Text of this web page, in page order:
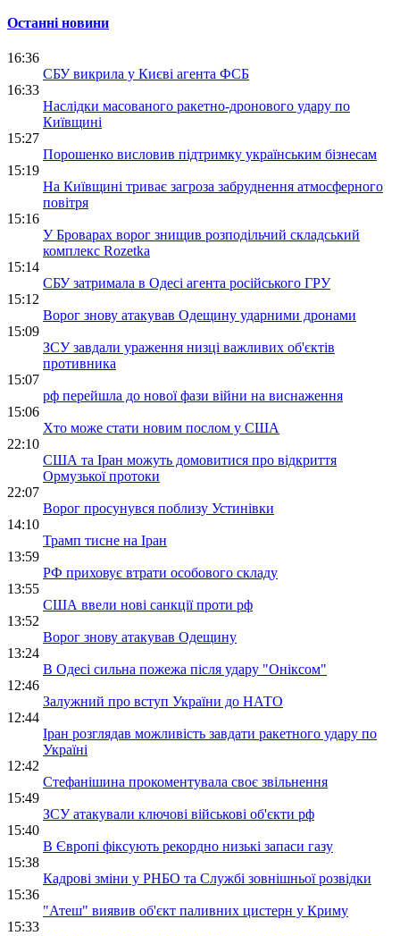
Останні новини
16:36
СБУ викрила у Києві агента ФСБ
16:33
Наслідки масованого ракетно-дронового удару по
Київщині
15:27
Порошенко висловив підтримку українським бізнесам
15:19
На Київщині триває загроза забруднення атмосферного
повітря
15:16
У Броварах ворог знищив розподільчий складський
комплекс Rozetka
15:14
СБУ затримала в Одесі агента російського ГРУ
15:12
Ворог знову атакував Одещину ударними дронами
15:09
ЗСУ завдали ураження низці важливих об'єктів
противника
15:07
рф перейшла до нової фази війни на виснаження
15:06
Хто може стати новим послом у США
22:10
США та Іран можуть домовитися про відкриття
Ормузької протоки
22:07
Ворог просунувся поблизу Устинівки
14:10
Трамп тисне на Іран
13:59
РФ приховує втрати особового складу
13:55
США ввели нові санкції проти рф
13:52
Ворог знову атакував Одещину
13:24
В Одесі сильна пожежа після удару "Оніксом"
12:46
Залужний про вступ України до НАТО
12:44
Іран розглядав можливість завдати ракетного удару по
Україні
12:42
Стефанішина прокоментувала своє звільнення
15:49
ЗСУ атакували ключові військові об'єкти рф
15:40
В Європі фіксують рекордно низькі запаси газу
15:38
Кадрові зміни у РНБО та Службі зовнішньої розвідки
15:36
"Атеш" виявив об'єкт паливних цистерн у Криму
15:33